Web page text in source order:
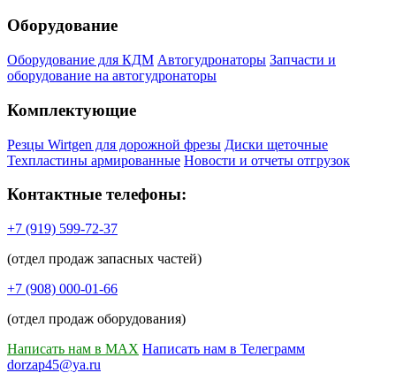
Оборудование
Оборудование для КДМ Автогудронаторы Запчасти и
оборудование на автогудронаторы
Комплектующие
Резцы Wirtgen для дорожной фрезы Диски щеточные
Техпластины армированные Новости и отчеты отгрузок
Контактные телефоны:
+7 (919) 599-72-37
(отдел продаж запасных частей)
+7 (908) 000-01-66
(отдел продаж оборудования)
Написать нам в MAX Написать нам в Телеграмм
dorzap45@ya.ru